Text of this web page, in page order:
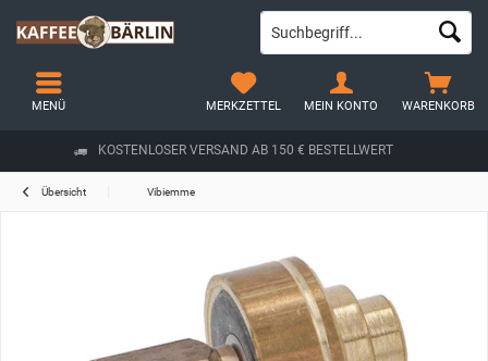
KOSTENLOSER VERSAND AB 150 € BESTELLWERT
WARENKORB
MERKZETTEL MEIN KONTO
MENÜ
Übersicht Vibiemme